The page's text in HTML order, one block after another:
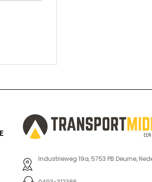
Industrieweg 19a, 5753 PB Deurne,